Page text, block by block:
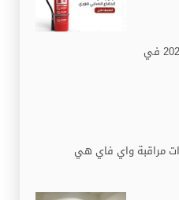
كاشف الدخان والدفاع المدني 2025 في
مراقبة واي فاي هي